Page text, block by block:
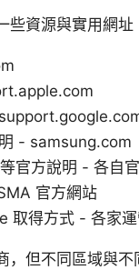
資源與實用網址
- samsung.com
官方說明 - 各自
官方網站
取得方式 - 各家
，但不同區域與